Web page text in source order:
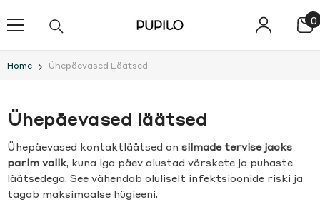
00
Home Ühepäevased Läätsed
Ühepäevased läätsed
Ühepäevased kontaktläätsed on silmade tervise jaoks
parim valik, kuna iga päev alustad värskete ja puhaste
läätsedega. See vähendab oluliselt infektsioonide riski ja
tagab maksimaalse hügieeni.